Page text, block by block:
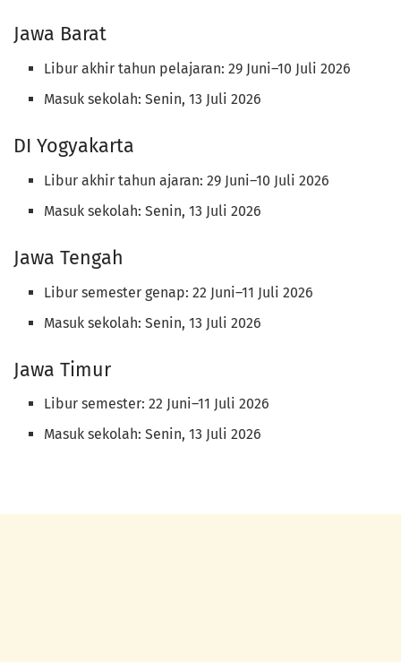
Jawa Barat
Libur akhir tahun pelajaran: 29 Juni–10 Juli 2026
Masuk sekolah: Senin, 13 Juli 2026
DI Yogyakarta
Libur akhir tahun ajaran: 29 Juni–10 Juli 2026
Masuk sekolah: Senin, 13 Juli 2026
Jawa Tengah
Libur semester genap: 22 Juni–11 Juli 2026
Masuk sekolah: Senin, 13 Juli 2026
Jawa Timur
Libur semester: 22 Juni–11 Juli 2026
Masuk sekolah: Senin, 13 Juli 2026